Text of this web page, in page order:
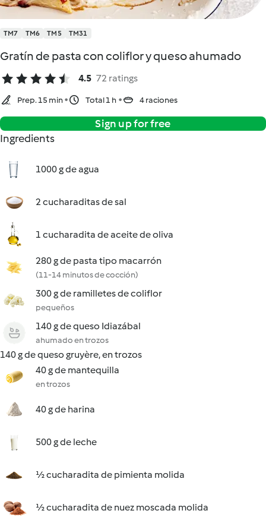
TM7 TM6 TM5 TM31
Gratín de pasta con coliflor y queso ahumado
4.5 72 ratings
Prep. 15 min Total 1 h 4 raciones
Sign up for free
Ingredients
1000 g de agua
2 cucharaditas de sal
1 cucharadita de aceite de oliva
280 g de pasta tipo macarrón
(11-14 minutos de cocción)
300 g de ramilletes de coliflor
pequeños
140 g de queso Idiazábal
ahumado en trozos
140 g de queso gruyère, en trozos
40 g de mantequilla
en trozos
40 g de harina
500 g de leche
½ cucharadita de pimienta molida
½ cucharadita de nuez moscada molida